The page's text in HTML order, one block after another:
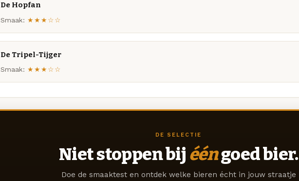
De Hopfan
Smaak: ★★★☆☆
De Tripel-Tijger
Smaak: ★★★☆☆
DE SELECTIE
Niet stoppen bij ééngoed bier.
Doe de smaaktest en ontdek welke bieren écht in jouw straatje